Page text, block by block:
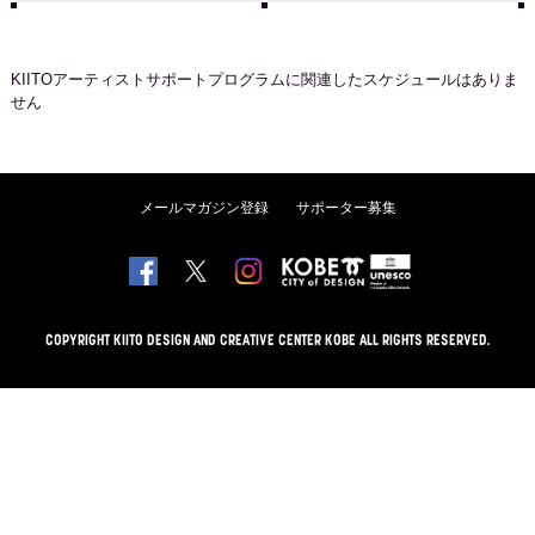
KIITOアーティストサポートプログラムに関連したスケジュールはありま
せん
メールマガジン登録 サポーター募集
COPYRIGHT KIITO DESIGN AND CREATIVE CENTER KOBE ALL RIGHTS RESERVED.